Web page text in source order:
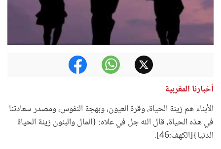
أخبارنا المغربية
الأبناء هم زينة الحياة، وقرة العيون، وبهجة النفوس، ومصدر سعادتنا
في هذه الحياة، قال الله جل في علاه: {المال والبنون زينة الحياة
الدنيا}[الكهف:46].